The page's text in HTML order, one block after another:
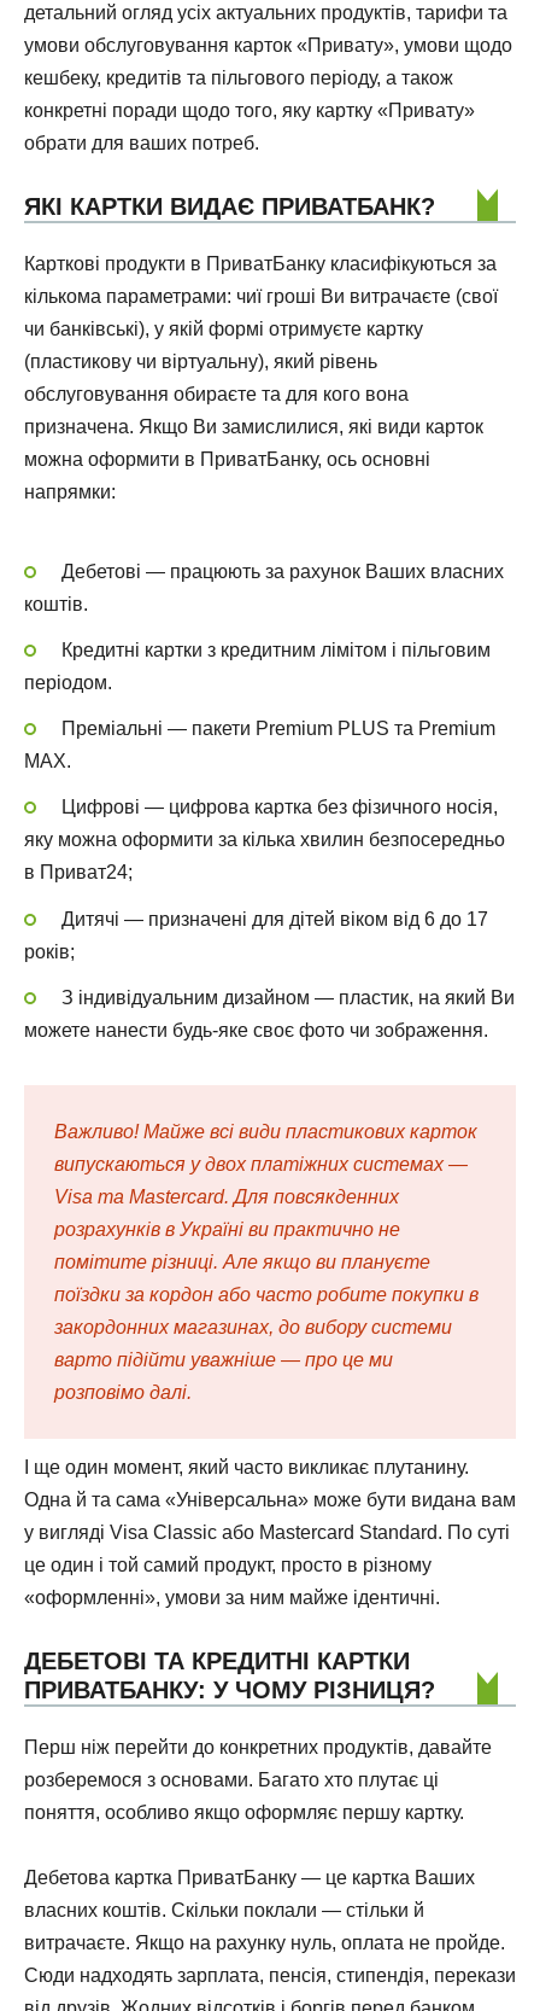
детальний огляд усіх актуальних продуктів, тарифи та
умови обслуговування карток «Привату», умови щодо
кешбеку, кредитів та пільгового періоду, а також
конкретні поради щодо того, яку картку «Привату»
обрати для ваших потреб.
ЯКІ КАРТКИ ВИДАЄ ПРИВАТБАНК?
Карткові продукти в ПриватБанку класифікуються за
кількома параметрами: чиї гроші Ви витрачаєте (свої
чи банківські), у якій формі отримуєте картку
(пластикову чи віртуальну), який рівень
обслуговування обираєте та для кого вона
призначена. Якщо Ви замислилися, які види карток
можна оформити в ПриватБанку, ось основні
напрямки:
Дебетові — працюють за рахунок Ваших власних
коштів.
Кредитні картки з кредитним лімітом і пільговим
періодом.
Преміальні — пакети Premium PLUS та Premium
MAX.
Цифрові — цифрова картка без фізичного носія,
яку можна оформити за кілька хвилин безпосередньо
в Приват24;
Дитячі — призначені для дітей віком від 6 до 17
років;
З індивідуальним дизайном — пластик, на який Ви
можете нанести будь-яке своє фото чи зображення.
Важливо! Майже всі види пластикових карток
випускаються у двох платіжних системах —
Visa та Mastercard. Для повсякденних
розрахунків в Україні ви практично не
помітите різниці. Але якщо ви плануєте
поїздки за кордон або часто робите покупки в
закордонних магазинах, до вибору системи
варто підійти уважніше — про це ми
розповімо далі.
І ще один момент, який часто викликає плутанину.
Одна й та сама «Універсальна» може бути видана вам
у вигляді Visa Classic або Mastercard Standard. По суті
це один і той самий продукт, просто в різному
«оформленні», умови за ним майже ідентичні.
ДЕБЕТОВІ ТА КРЕДИТНІ КАРТКИ
ПРИВАТБАНКУ: У ЧОМУ РІЗНИЦЯ?
Перш ніж перейти до конкретних продуктів, давайте
розберемося з основами. Багато хто плутає ці
поняття, особливо якщо оформляє першу картку.
Дебетова картка ПриватБанку — це картка Ваших
власних коштів. Скільки поклали — стільки й
витрачаєте. Якщо на рахунку нуль, оплата не пройде.
Сюди надходять зарплата, пенсія, стипендія, перекази